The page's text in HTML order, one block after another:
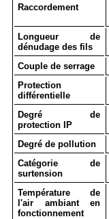
Raccordement
Longueur de
dénudage des fils
Couple de serrage
Protection
différentielle
Degré de
protection IP
Degré de pollution
Catégorie de
surtension
Température de
l'air ambiant en
fonctionnement